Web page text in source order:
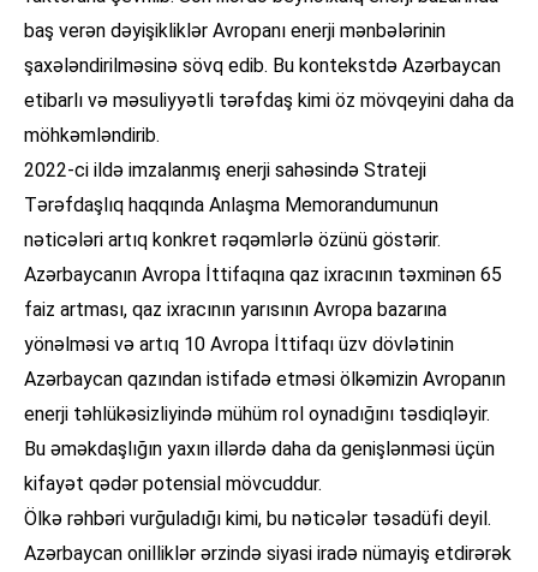
baş verən dəyişikliklər Avropanı enerji mənbələrinin
şaxələndirilməsinə sövq edib. Bu kontekstdə Azərbaycan
etibarlı və məsuliyyətli tərəfdaş kimi öz mövqeyini daha da
möhkəmləndirib.
2022-ci ildə imzalanmış enerji sahəsində Strateji
Tərəfdaşlıq haqqında Anlaşma Memorandumunun
nəticələri artıq konkret rəqəmlərlə özünü göstərir.
Azərbaycanın Avropa İttifaqına qaz ixracının təxminən 65
faiz artması, qaz ixracının yarısının Avropa bazarına
yönəlməsi və artıq 10 Avropa İttifaqı üzv dövlətinin
Azərbaycan qazından istifadə etməsi ölkəmizin Avropanın
enerji təhlükəsizliyində mühüm rol oynadığını təsdiqləyir.
Bu əməkdaşlığın yaxın illərdə daha da genişlənməsi üçün
kifayət qədər potensial mövcuddur.
Ölkə rəhbəri vurğuladığı kimi, bu nəticələr təsadüfi deyil.
Azərbaycan onilliklər ərzində siyasi iradə nümayiş etdirərək